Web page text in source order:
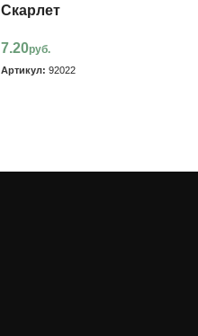
Скарлет
7.20руб.
Артикул: 92022